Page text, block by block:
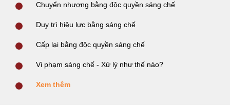
Chuyển nhượng bằng độc quyền sáng chế
Duy trì hiệu lực bằng sáng chế
Cấp lại bằng độc quyền sáng chế
Vi phạm sáng chế - Xử lý như thế nào?
Xem thêm